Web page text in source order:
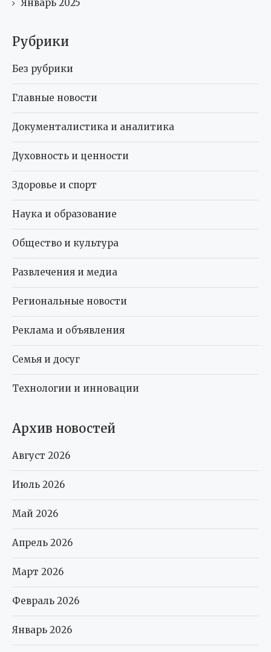
Январь 2025
Рубрики
Без рубрики
Главные новости
Документалистика и аналитика
Духовность и ценности
Здоровье и спорт
Наука и образование
Общество и культура
Развлечения и медиа
Региональные новости
Реклама и объявления
Семья и досуг
Технологии и инновации
Архив новостей
Август 2026
Июль 2026
Май 2026
Апрель 2026
Март 2026
Февраль 2026
Январь 2026